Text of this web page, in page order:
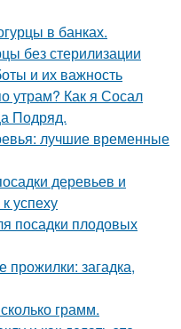
в банках.
без стерилизации
и их важность
утрам? Как я Сосал
Подряд.
лучшие временные
деревьев и
успеху
посадки плодовых
загадка,
грамм.